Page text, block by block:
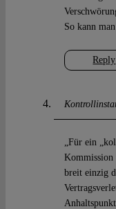
Reply
So kann
„Für ein
Kommission
breit einzig